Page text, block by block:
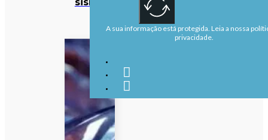
A sua informação está protegida. Leia a nossa
privacidade.